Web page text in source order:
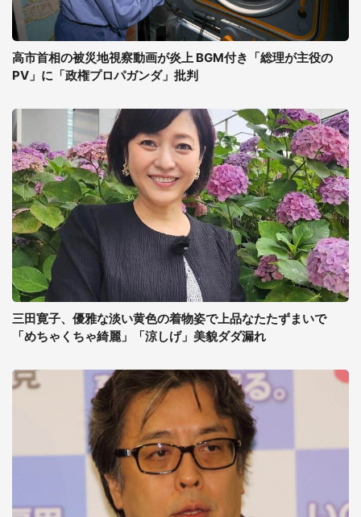
高市首相の被災地視察動画が炎上 BGM付き「総理が主役の
PV」に「政権プロパガンダ」批判
三田寛子、優雅な淡い黄色の着物姿で上品なたたずまいで
「めちゃくちゃ綺麗」「涼しげ」美貌ダダ漏れ